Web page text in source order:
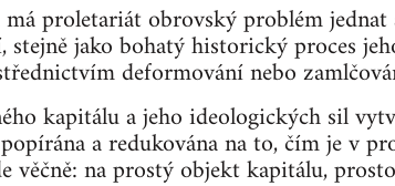
proletariát obrovský problém
stejně jako bohatý historický proces
deformování nebo
kapitálu a jeho ideologických sil
a redukována na to, čím je v
věčně: na prostý objekt kapitálu,